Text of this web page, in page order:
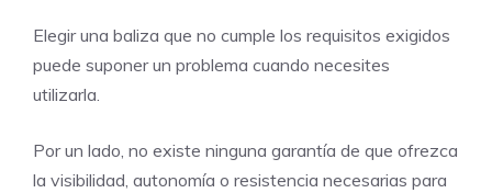
Elegir una baliza que no cumple los requisitos exigidos
puede suponer un problema cuando necesites
utilizarla.
Por un lado, no existe ninguna garantía de que ofrezca
la visibilidad, autonomía o resistencia necesarias para